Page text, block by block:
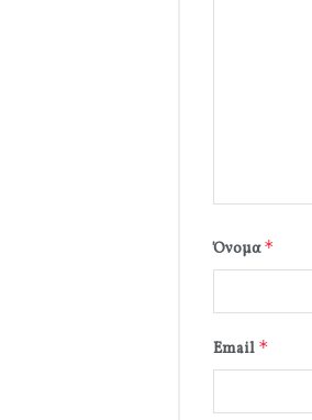
Όνομα*
Email *